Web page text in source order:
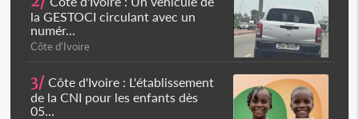
la GESTOCI circulant avec un
numér...
Côte d'Ivoire
3/ Côte d'Ivoire : L'établissement
de la CNI pour les enfants dès
05...